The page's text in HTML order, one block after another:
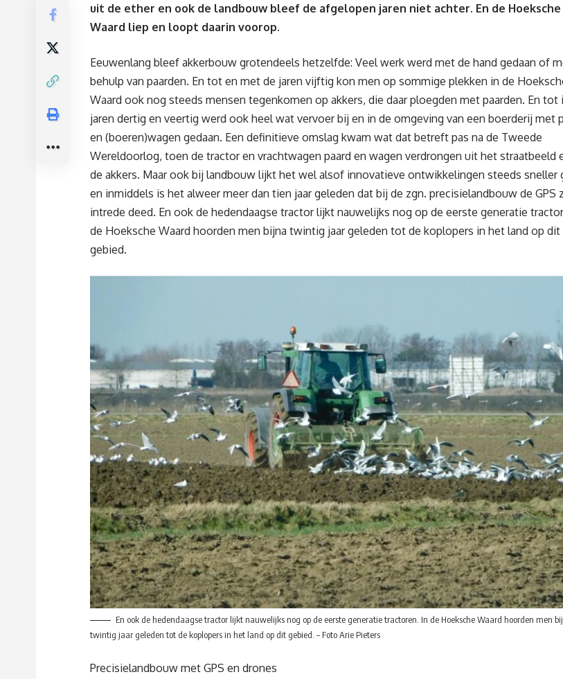
uit de ether en ook de landbouw bleef de afgelopen jaren niet achter. En de Hoeksche
Waard liep en loopt daarin voorop.
Eeuwenlang bleef akkerbouw grotendeels hetzelfde: Veel werk werd met de hand gedaan of
behulp van paarden. En tot en met de jaren vijftig kon men op sommige plekken in de
Waard ook nog steeds mensen tegenkomen op akkers, die daar ploegden met paarden. En tot
jaren dertig en veertig werd ook heel wat vervoer bij en in de omgeving van een boerderij met
en (boeren)wagen gedaan. Een definitieve omslag kwam wat dat betreft pas na de Tweede
Wereldoorlog, toen de tractor en vrachtwagen paard en wagen verdrongen uit het straatbeeld
de akkers. Maar ook bij landbouw lijkt het wel alsof innovatieve ontwikkelingen steeds sneller
en inmiddels is het alweer meer dan tien jaar geleden dat bij de zgn. precisielandbouw de GPS
intrede deed. En ook de hedendaagse tractor lijkt nauwelijks nog op de eerste generatie
de Hoeksche Waard hoorden men bijna twintig jaar geleden tot de koplopers in het land op dit
gebied.
En ook de hedendaagse tractor lijkt nauwelijks nog op de eerste generatie tractoren. In de Hoeksche Waard hoorden men
twintig jaar geleden tot de koplopers in het land op dit gebied. – Foto Arie Pieters
Precisielandbouw met GPS en drones